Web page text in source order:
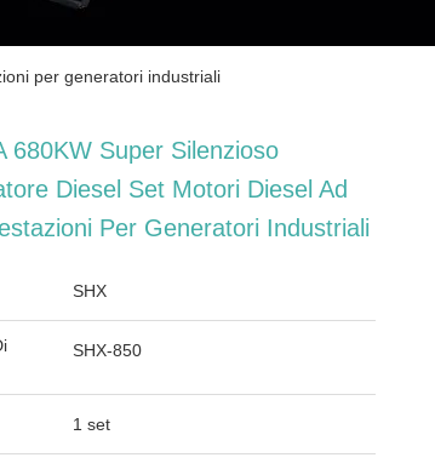
per generatori industriali
680KW Super Silenzioso
Diesel Set Motori Diesel Ad
Per Generatori Industriali
SHX
SHX-850
1 set